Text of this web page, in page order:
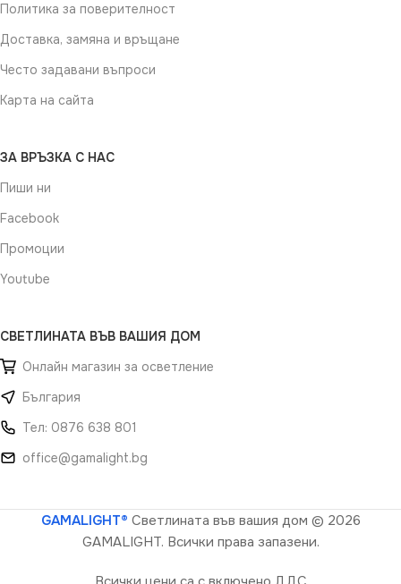
Политика за поверителност
Доставка, замяна и връщане
Често задавани въпроси
Карта на сайта
ЗА ВРЪЗКА С НАС
Пиши ни
Facebook
Промоции
Youtube
СВЕТЛИНАТА ВЪВ ВАШИЯ ДОМ
Онлайн магазин за осветление
България
Тел: 0876 638 801
office@gamalight.bg
GAMALIGHT® Светлината във вашия дом © 2026
GAMALIGHT. Всички права запазени.